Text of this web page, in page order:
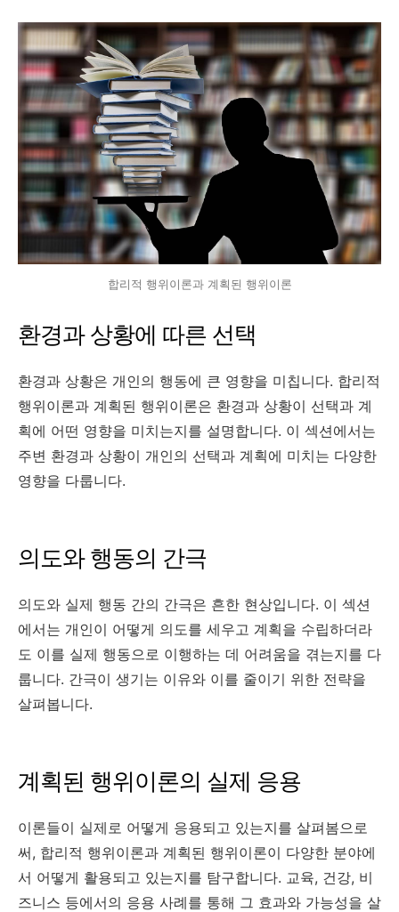
합리적 행위이론과 계획된 행위이론
환경과 상황에 따른 선택
환경과 상황은 개인의 행동에 큰 영향을 미칩니다. 합리적
행위이론과 계획된 행위이론은 환경과 상황이 선택과 계
획에 어떤 영향을 미치는지를 설명합니다. 이 섹션에서는
주변 환경과 상황이 개인의 선택과 계획에 미치는 다양한
영향을 다룹니다.
의도와 행동의 간극
의도와 실제 행동 간의 간극은 흔한 현상입니다. 이 섹션
에서는 개인이 어떻게 의도를 세우고 계획을 수립하더라
도 이를 실제 행동으로 이행하는 데 어려움을 겪는지를 다
룹니다. 간극이 생기는 이유와 이를 줄이기 위한 전략을
살펴봅니다.
계획된 행위이론의 실제 응용
이론들이 실제로 어떻게 응용되고 있는지를 살펴봄으로
써, 합리적 행위이론과 계획된 행위이론이 다양한 분야에
서 어떻게 활용되고 있는지를 탐구합니다. 교육, 건강, 비
즈니스 등에서의 응용 사례를 통해 그 효과와 가능성을 살